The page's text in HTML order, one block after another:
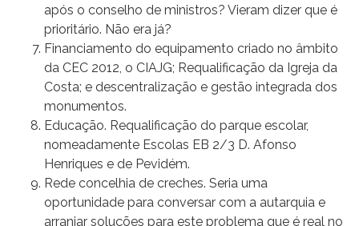
após o conselho de ministros? Vieram dizer que é
prioritário. Não era já?
Financiamento do equipamento criado no âmbito
da CEC 2012, o CIAJG; Requalificação da Igreja da
Costa; e descentralização e gestão integrada dos
monumentos.
Educação. Requalificação do parque escolar,
nomeadamente Escolas EB 2/3 D. Afonso
Henriques e de Pevidém.
Rede concelhia de creches. Seria uma
oportunidade para conversar com a autarquia e
arranjar soluções para este problema que é real no